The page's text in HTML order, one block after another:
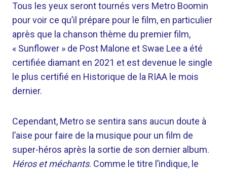
Tous les yeux seront tournés vers Metro Boomin
pour voir ce qu’il prépare pour le film, en particulier
après que la chanson thème du premier film,
« Sunflower » de Post Malone et Swae Lee a été
certifiée diamant en 2021 et est devenue le single
le plus certifié en Historique de la RIAA le mois
dernier.
Cependant, Metro se sentira sans aucun doute à
l’aise pour faire de la musique pour un film de
super-héros après la sortie de son dernier album.
Héros et méchants. Comme le titre l’indique, le